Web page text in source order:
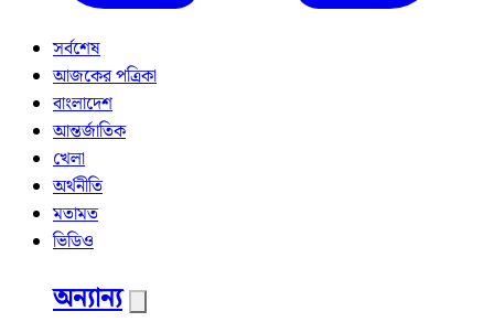
সর্বশেষ
আজকের পত্রিকা
বাংলাদেশ
আন্তর্জাতিক
খেলা
অর্থনীতি
মতামত
ভিডিও
অন্যান্য